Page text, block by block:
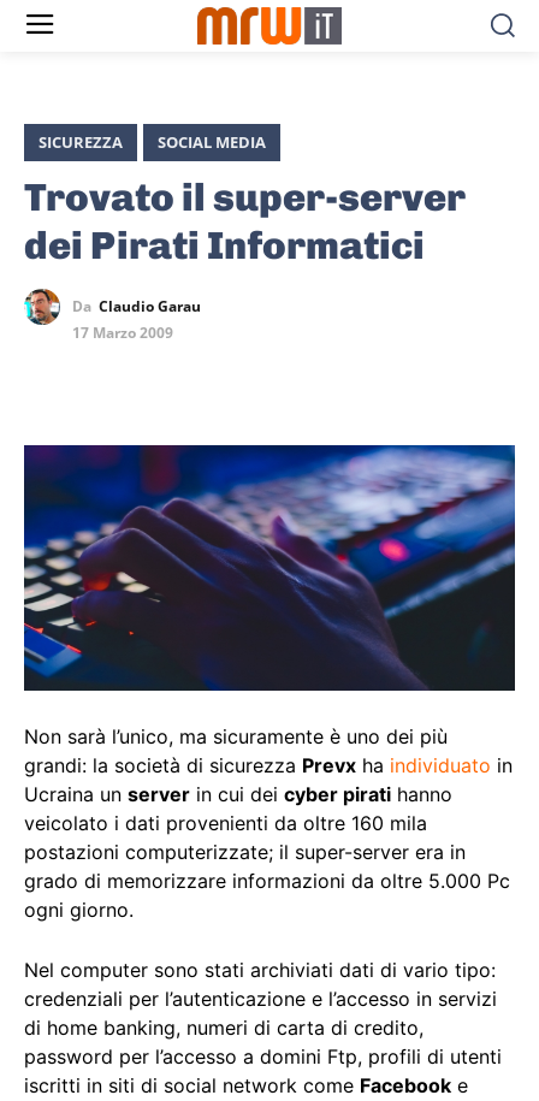
SICUREZZA SOCIAL MEDIA
Trovato il super-server
dei Pirati Informatici
Da Claudio Garau
17 Marzo 2009
Non sarà l’unico, ma sicuramente è uno dei più
grandi: la società di sicurezza Prevx ha individuato in
Ucraina un server in cui dei cyber pirati hanno
veicolato i dati provenienti da oltre 160 mila
postazioni computerizzate; il super-server era in
grado di memorizzare informazioni da oltre 5.000 Pc
ogni giorno.
Nel computer sono stati archiviati dati di vario tipo:
credenziali per l’autenticazione e l’accesso in servizi
di home banking, numeri di carta di credito,
password per l’accesso a domini Ftp, profili di utenti
iscritti in siti di social network come Facebook e